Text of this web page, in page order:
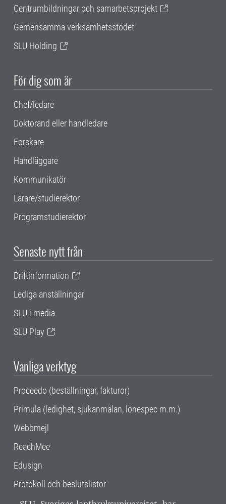
Centrumbildningar och samarbetsprojekt
Gemensamma verksamhetsstödet
SLU Holding
För dig som är
Chef/ledare
Doktorand eller handledare
Forskare
Handläggare
Kommunikatör
Lärare/studierektor
Programstudierektor
Senaste nytt från
Driftinformation
Lediga anställningar
SLU i media
SLU Play
Vanliga verktyg
Proceedo (beställningar, fakturor)
Primula (ledighet, sjukanmälan, lönespec m.m.)
Webbmejl
ReachMee
Edusign
Protokoll och beslutslistor